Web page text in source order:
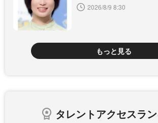
2026/8/9 8:30
もっと見る
タレントアクセスラ